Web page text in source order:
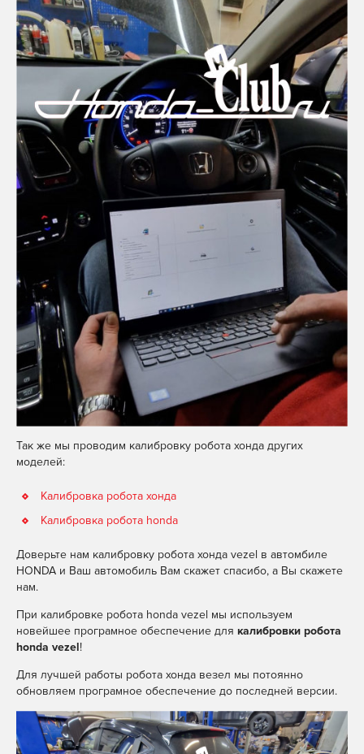
Так же мы проводим калибровку робота хонда других
моделей:
Калибровка робота хонда
Калибровка робота honda
Доверьте нам калибровку робота хонда vezel в автомбиле
HONDA и Ваш автомобиль Вам скажет спасибо, а Вы скажете
нам.
При калибровке робота honda vezel мы используем
новейшее програмное обеспечение для калибровки робота
honda vezel!
Для лучшей работы робота хонда везел мы потоянно
обновляем програмное обеспечение до последней версии.